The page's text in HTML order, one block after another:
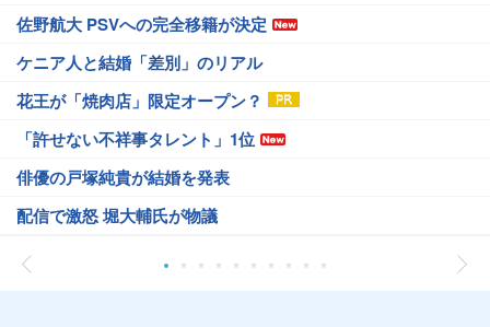
佐野航大 PSVへの完全移籍が決定
ケニア人と結婚「差別」のリアル
花王が「焼肉店」限定オープン？
「許せない不祥事タレント」1位
俳優の戸塚純貴が結婚を発表
配信で激怒 堀大輔氏が物議